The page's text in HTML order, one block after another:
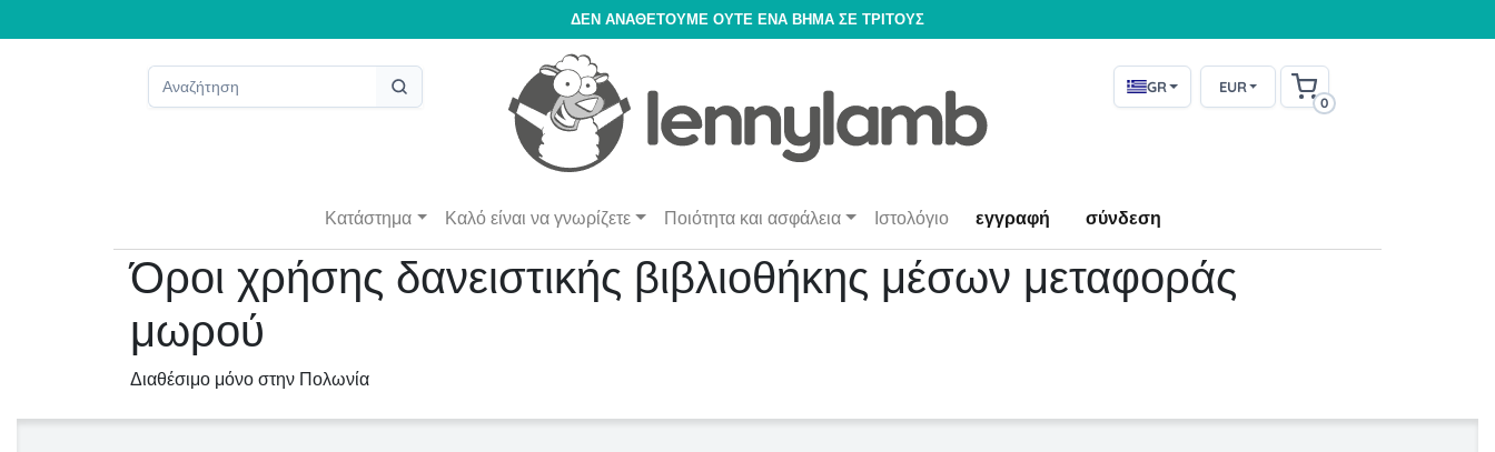
ΔΕΝ ΑΝΑΘΈΤΟΥΜΕ ΟΎΤΕ ΈΝΑ ΒΉΜΑ ΣΕ ΤΡΊΤΟΥΣ
GR EUR
0
Κατάστημα Καλό είναι να γνωρίζετε Ποιότητα και ασφάλεια Ιστολόγιο εγγραφή σύνδεση
Όροι χρήσης δανειστικής βιβλιοθήκης μέσων μεταφοράς
μωρού
Διαθέσιμο μόνο στην Πολωνία